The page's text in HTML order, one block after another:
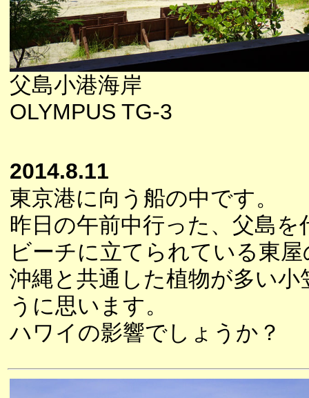
父島小港海岸
OLYMPUS TG-3
2014.8.11
東京港に向う船の中です。
昨日の午前中行った、父島
ビーチに立てられている東
沖縄と共通した植物が多い
うに思います。
ハワイの影響でしょうか？